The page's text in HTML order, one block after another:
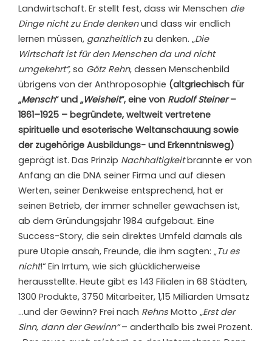
Landwirtschaft. Er stellt fest, dass wir Menschen die
Dinge nicht zu Ende denkenund dass wir endlich
lernen müssen, ganzheitlichzu denken. „Die
Wirtschaft ist für den Menschen da und nicht
umgekehrt“, so Götz Rehn, dessen Menschenbild
übrigens von der Anthroposophie (altgriechisch für
„Mensch“ und „Weisheit“, eine von Rudolf Steiner–
1861–1925 – begründete, weltweit vertretene
spirituelle und esoterische Weltanschauung sowie
der zugehörige Ausbildungs- und Erkenntnisweg)
geprägt ist. Das Prinzip Nachhaltigkeitbrannte er von
Anfang an die DNA seiner Firma und auf diesen
Werten, seiner Denkweise entsprechend, hat er
seinen Betrieb, der immer schneller gewachsen ist,
ab dem Gründungsjahr 1984 aufgebaut. Eine
Success-Story, die sein direktes Umfeld damals als
pure Utopie ansah, Freunde, die ihm sagten: „Tu es
nicht!“ Ein Irrtum, wie sich glücklicherweise
herausstellte. Heute gibt es 143 Filialen in 68 Städten,
1300 Produkte, 3750 Mitarbeiter, 1,15 Milliarden Umsatz
…und der Gewinn? Frei nach Rehns Motto „Erst der
Sinn, dann der Gewinn“– anderthalb bis zwei Prozent.